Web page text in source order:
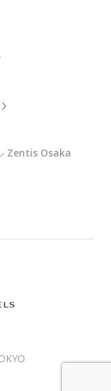
Zentis Osaka